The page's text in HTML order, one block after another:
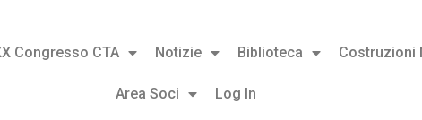
Congresso CTA Notizie Biblioteca Costruzioni
Area Soci Log In